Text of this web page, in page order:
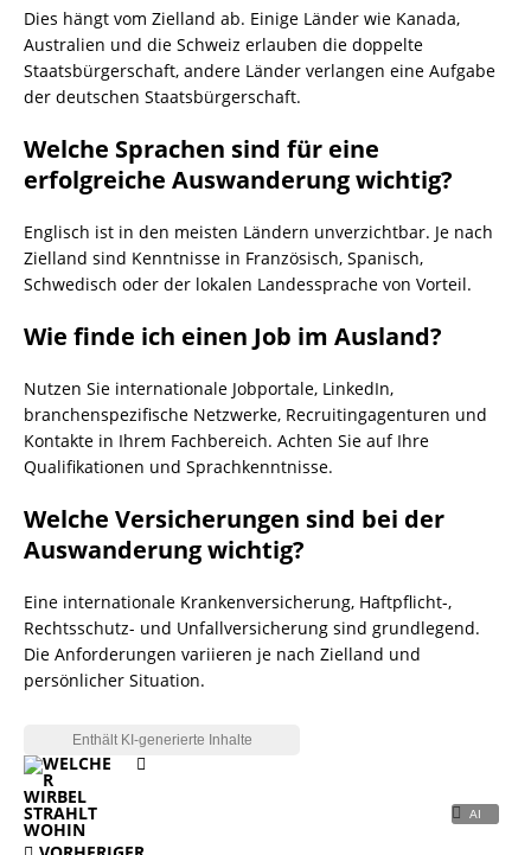
Dies hängt vom Zielland ab. Einige Länder wie Kanada,
Australien und die Schweiz erlauben die doppelte
Staatsbürgerschaft, andere Länder verlangen eine Aufgabe
der deutschen Staatsbürgerschaft.
Welche Sprachen sind für eine
erfolgreiche Auswanderung wichtig?
Englisch ist in den meisten Ländern unverzichtbar. Je nach
Zielland sind Kenntnisse in Französisch, Spanisch,
Schwedisch oder der lokalen Landessprache von Vorteil.
Wie finde ich einen Job im Ausland?
Nutzen Sie internationale Jobportale, LinkedIn,
branchenspezifische Netzwerke, Recruitingagenturen und
Kontakte in Ihrem Fachbereich. Achten Sie auf Ihre
Qualifikationen und Sprachkenntnisse.
Welche Versicherungen sind bei der
Auswanderung wichtig?
Eine internationale Krankenversicherung, Haftpflicht-,
Rechtsschutz- und Unfallversicherung sind grundlegend.
Die Anforderungen variieren je nach Zielland und
persönlicher Situation.